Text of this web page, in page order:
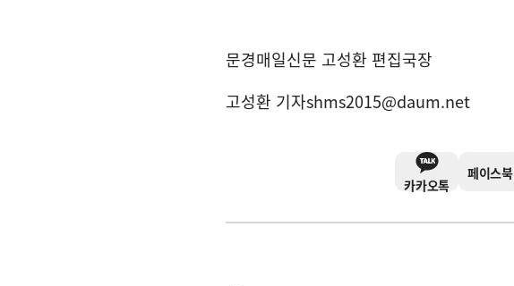
문경매일신문 고성환 편집국장
고성환 기자shms2015@daum.net
카카오톡
페이스북